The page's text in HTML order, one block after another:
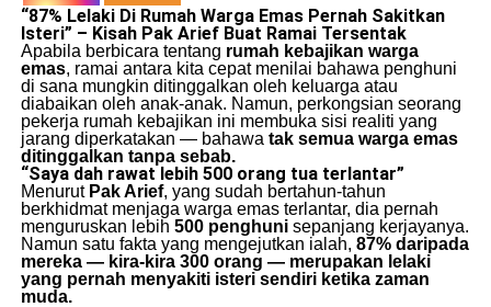
“87% Lelaki Di Rumah Warga Emas Pernah Sakitkan
Isteri” – Kisah Pak Arief Buat Ramai Tersentak
Apabila berbicara tentang rumah kebajikan warga
emas, ramai antara kita cepat menilai bahawa penghuni
di sana mungkin ditinggalkan oleh keluarga atau
diabaikan oleh anak-anak. Namun, perkongsian seorang
pekerja rumah kebajikan ini membuka sisi realiti yang
jarang diperkatakan — bahawa tak semua warga emas
ditinggalkan tanpa sebab.
“Saya dah rawat lebih 500 orang tua terlantar”
Menurut Pak Arief, yang sudah bertahun-tahun
berkhidmat menjaga warga emas terlantar, dia pernah
menguruskan lebih 500 penghunisepanjang kerjayanya.
Namun satu fakta yang mengejutkan ialah, 87% daripada
mereka — kira-kira 300 orang — merupakan lelaki
yang pernah menyakiti isteri sendiri ketika zaman
muda.